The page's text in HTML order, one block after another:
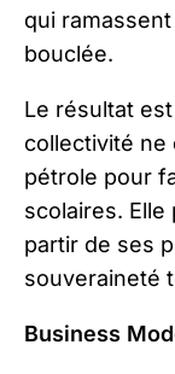
qui
bouclée.
Le résultat
collectivité ne
pétrole pour
scolaires.
partir de ses
souveraineté
Business